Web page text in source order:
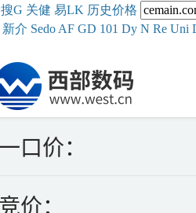
搜G 关健 易LK 历史价格
新介 Sedo AF GD 101 Dy N Re Uni